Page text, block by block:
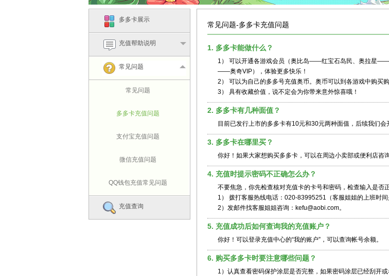
多多卡展示
充值帮助说明
常见问题
常见问题
多多卡充值问题
支付宝充值问题
微信充值问题
QQ钱包充值常见问题
充值查询
常见问题-多多卡充值问题
1. 多多卡能做什么？
1） 可以开通各游戏会员（奥比岛——红宝石岛民、奥拉星
——奥奇VIP），体验更多快乐！
2） 可以为自己的多多号充值奥币。奥币可以到各游戏中购买
3） 具有收藏价值，说不定会为你带来意外惊喜哦！
2. 多多卡有几种面值？
目前已发行上市的多多卡有10元和30元两种面值，后续我们会
3. 多多卡在哪里买？
你好！如果大家想购买多多卡，可以在周边小卖部或便利店咨
4. 充值时提示密码不正确怎么办？
不要焦急，你先检查核对充值卡的卡号和密码，检查输入是否
1） 拨打客服热线电话：020-83995251（客服姐姐的上班时
2）发邮件找客服姐姐咨询：kefu@aobi.com。
5. 充值成功后如何查询我的充值账户？
你好！可以登录充值中心的“我的账户”，可以查询帐号余额。
6. 购买多多卡时要注意哪些问题？
1）认真查看密码保护涂层是否完整，如果密码涂层已经刮开